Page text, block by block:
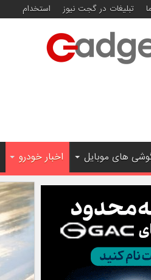
تبلیغات در گجت نیوز استخدام
های موبایل اخبار خودرو